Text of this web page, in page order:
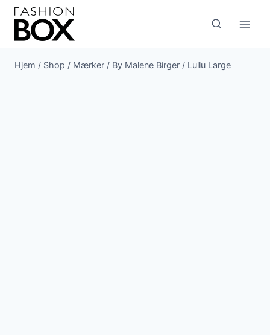
Fortsæt
indhold
Hjem / Shop / Mærker / By Malene Birger / Lullu Large